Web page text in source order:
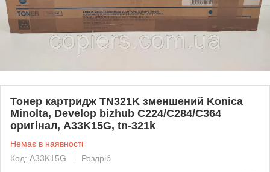
Toнер картридж TN321K зменшений Konica
Minolta, Develop bizhub C224/C284/C364
оригінал, A33K15G, tn-321k
Немає в наявності
Код: A33K15G
Роздріб